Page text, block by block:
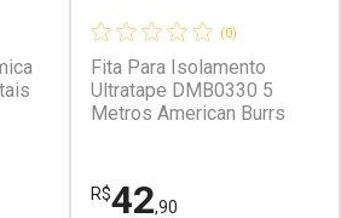
(0)
Fita Para Isolamento
Ultratape DMB0330 5
Metros American Burrs
R$42,90